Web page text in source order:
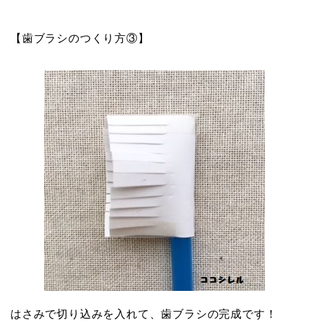
【歯ブラシのつくり方③】
はさみで切り込みを入れて、歯ブラシの完成です！